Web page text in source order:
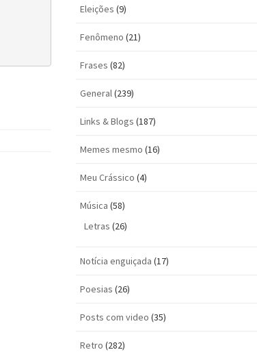
Eleições (9)
Fenômeno (21)
Frases (82)
General(239)
Links & Blogs (187)
Memes mesmo (16)
Meu Crássico (4)
Música (58)
Letras (26)
Notícia enguiçada (17)
Poesias (26)
Posts com vi­deo (35)
Retro (282)